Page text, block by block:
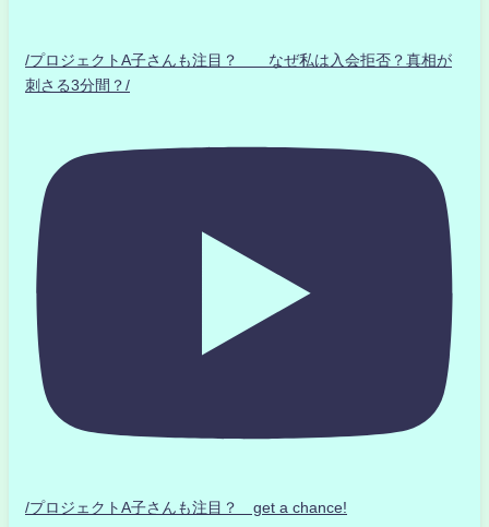
/プロジェクトA子さんも注目？ なぜ私は入会拒否？真相が
刺さる3分間？/
/プロジェクトA子さんも注目？ get a chance!